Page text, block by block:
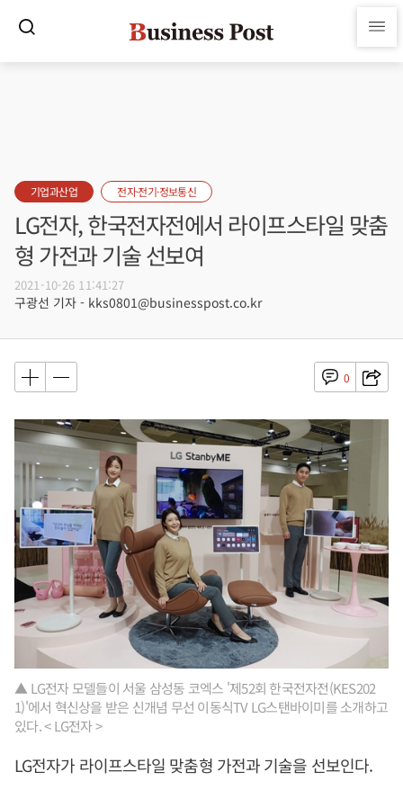
기업과산업 전자·전기·정보통신
LG전자, 한국전자전에서 라이프스타일 맞춤
형 가전과 기술 선보여
2021-10-26 11:41:27
구광선 기자 - kks0801@businesspost.co.kr
0
▲ LG전자 모델들이 서울 삼성동 코엑스 '제52회 한국전자전(KES202
1)'에서 혁신상을 받은 신개념 무선 이동식TV LG스탠바이미를 소개하고
있다. < LG전자 >
LG전자가 라이프스타일 맞춤형 가전과 기술을 선보인다.